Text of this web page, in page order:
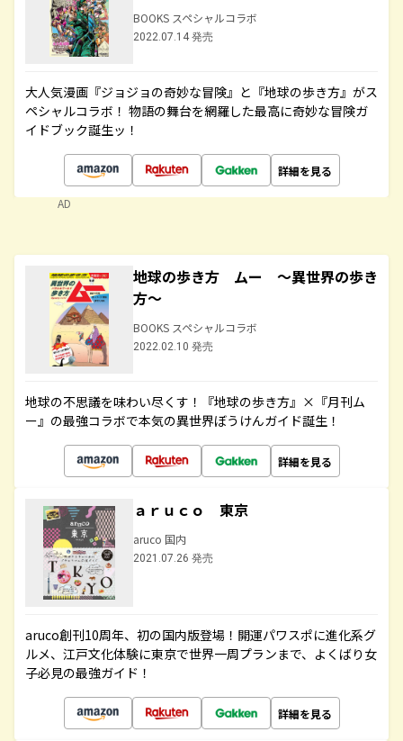
BOOKS スペシャルコラボ
2022.07.14 発売
大人気漫画『ジョジョの奇妙な冒険』と『地球の歩き方』がス
ペシャルコラボ！ 物語の舞台を網羅した最高に奇妙な冒険ガ
イドブック誕生ッ！
詳細を見る
AD
地球の歩き方 ムー ～異世界の歩き
方～
BOOKS スペシャルコラボ
2022.02.10 発売
地球の不思議を味わい尽くす！『地球の歩き方』×『月刊ム
ー』の最強コラボで本気の異世界ぼうけんガイド誕生！
詳細を見る
ａｒｕｃｏ 東京
aruco 国内
2021.07.26 発売
aruco創刊10周年、初の国内版登場！開運パワスポに進化系グ
ルメ、江戸文化体験に東京で世界一周プランまで、よくばり女
子必見の最強ガイド！
詳細を見る